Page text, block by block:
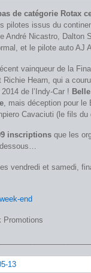
pas de catégorie
pilotes issus du
André Nicastro, Dalton
et le pilote auto AJ
vainqueur de la
Richie Hearn, qui a
de l’Indy-Car !
, mais déception pour
Cavaciuti (le fils
inscriptions que les
vendredi et samedi,
end